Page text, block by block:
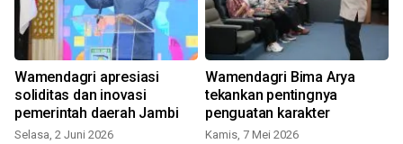
Wamendagri apresiasi
soliditas dan inovasi
pemerintah daerah Jambi
Selasa, 2 Juni 2026
Wamendagri Bima Arya
tekankan pentingnya
penguatan karakter
Kamis, 7 Mei 2026